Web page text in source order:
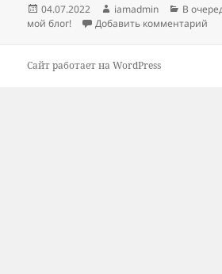
Опубликовано
04.07.2022 Автор
iamadmin Рубрики
В
мой блог!
Добавить комментарий
Сайт работает на WordPress